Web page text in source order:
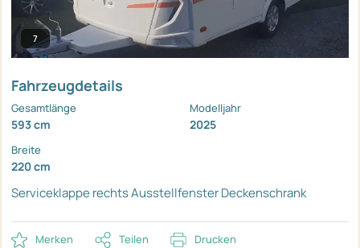
7
Fahrzeugdetails
Gesamtlänge
593 cm
Modelljahr
2025
Breite
220 cm
Serviceklappe rechtsAusstellfensterDeckenschrank
Merken Teilen Drucken